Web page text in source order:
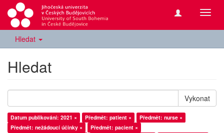
Hledat
Hledat
Vykonat
Datum publikování: 2021 × Předmět: patient ×
Předmět: nurse ×
Předmět: nežádoucí účinky ×
Předmět: pacient ×